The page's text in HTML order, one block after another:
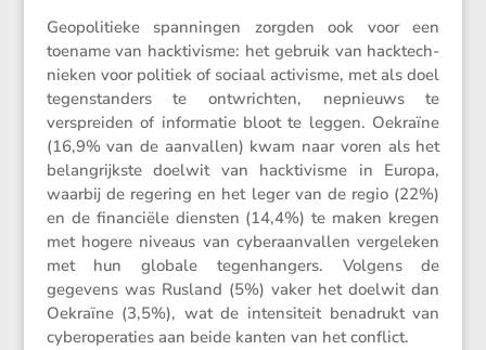
Geopo­li­tieke spanningen zorgden ook voor een
toename van hackti­visme: het gebruik van hacktech­
nieken voor politiek of sociaal activisme, met als doel
tegen­stan­ders te ontwrichten, nepnieuws te
verspreiden of infor­matie bloot te leggen. Oekraïne
(16,9% van de aanvallen) kwam naar voren als het
belang­rijkste doelwit van hackti­visme in Europa,
waarbij de regering en het leger van de regio (22%)
en de finan­ciële diensten (14,4%) te maken kregen
met hogere niveaus van cyber­aan­vallen verge­leken
met hun globale tegen­han­gers. Volgens de
gegevens was Rusland (5%) vaker het doelwit dan
Oekraïne (3,5%), wat de inten­si­teit benadrukt van
cyberope­ra­ties aan beide kanten van het conflict.